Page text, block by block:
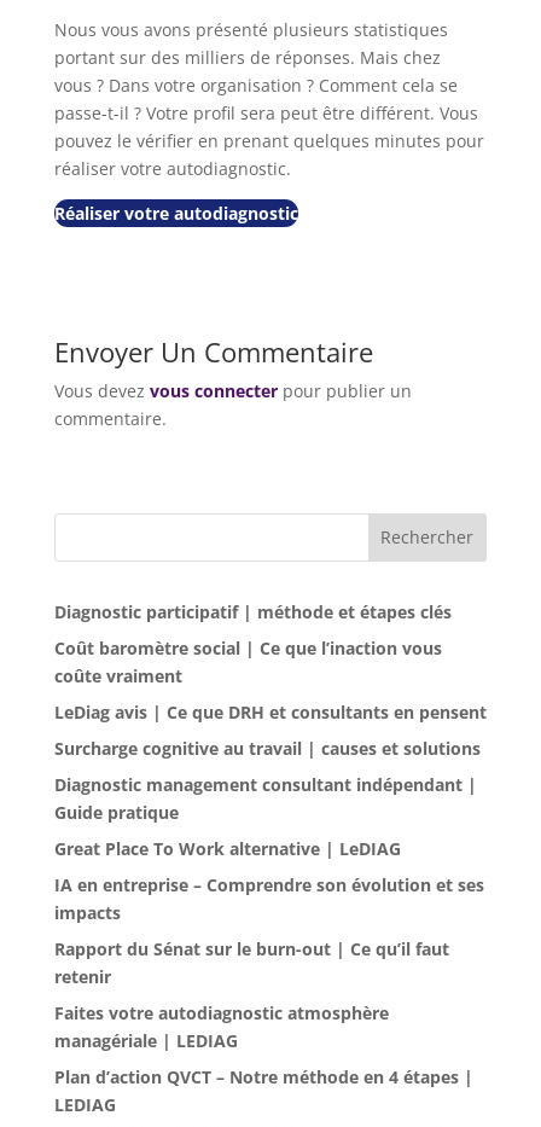
Nous vous avons présenté plusieurs statistiques
portant sur des milliers de réponses. Mais chez
vous ? Dans votre organisation ? Comment cela se
passe-t-il ? Votre profil sera peut être différent. Vous
pouvez le vérifier en prenant quelques minutes pour
réaliser votre autodiagnostic.
Réaliser votre autodiagnostic
Envoyer Un Commentaire
Vous devez vous connecterpour publier un
commentaire.
Rechercher
Diagnostic participatif | méthode et étapes clés
Coût baromètre social | Ce que l’inaction vous
coûte vraiment
LeDiag avis | Ce que DRH et consultants en pensent
Surcharge cognitive au travail | causes et solutions
Diagnostic management consultant indépendant |
Guide pratique
Great Place To Work alternative | LeDIAG
IA en entreprise – Comprendre son évolution et ses
impacts
Rapport du Sénat sur le burn-out | Ce qu’il faut
retenir
Faites votre autodiagnostic atmosphère
managériale | LEDIAG
Plan d’action QVCT – Notre méthode en 4 étapes |
LEDIAG